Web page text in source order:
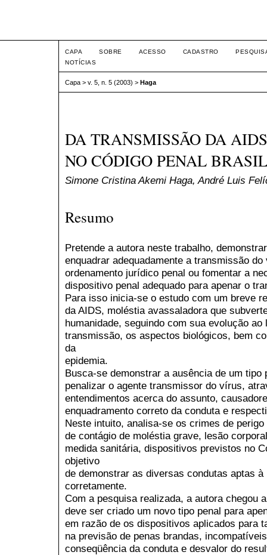
CAPA SOBRE ACESSO CADASTRO
NOTÍCIAS
Capa > v. 5, n. 5 (2003) > Haga
DA TRANSMISSÃO DA
NO CÓDIGO PENAL
Simone Cristina Akemi Haga, André Luis
Resumo
Pretende a autora neste trabalho,
enquadrar adequadamente a transmissão
ordenamento jurídico penal ou fomentar a
dispositivo penal adequado para apenar o
Para isso inicia-se o estudo com um breve
da AIDS, moléstia avassaladora que
humanidade, seguindo com sua evolução
transmissão, os aspectos biológicos, bem
da
epidemia.
Busca-se demonstrar a ausência de um tipo
penalizar o agente transmissor do vírus,
entendimentos acerca do assunto,
enquadramento correto da conduta e
Neste intuito, analisa-se os crimes de
de contágio de moléstia grave, lesão
medida sanitária, dispositivos previstos no
objetivo
de demonstrar as diversas condutas aptas
corretamente.
Com a pesquisa realizada, a autora chegou
deve ser criado um novo tipo penal para
em razão de os dispositivos aplicados para
na previsão de penas brandas,
conseqüência da conduta e desvalor do